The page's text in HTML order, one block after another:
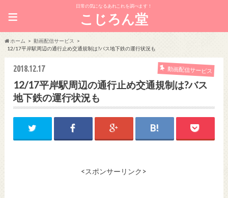
日常の気になるあれこれを調べます！
こじろん堂
≡
ホーム
動画配信サービス
12/17平岸駅周辺の通行止め交通規制は?バス地下鉄の運行状況も
2018.12.17 動画配信サービス
12/17平岸駅周辺の通行止め交通規制は?バス
地下鉄の運行状況も
<スポンサーリンク>